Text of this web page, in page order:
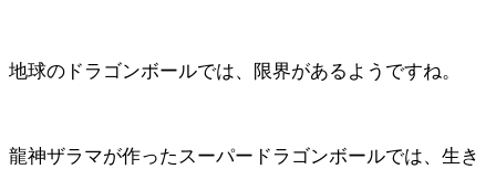
地球のドラゴンボールでは、限界があるようですね。
龍神ザラマが作ったスーパードラゴンボールでは、生き